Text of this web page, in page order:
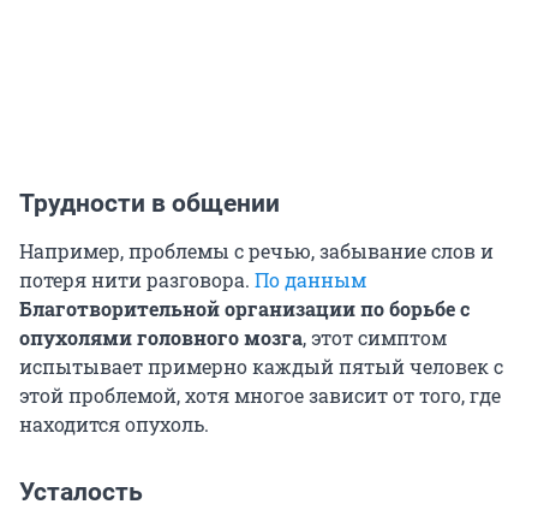
Трудности в общении
Например, проблемы с речью, забывание слов и
потеря нити разговора. По данным
Благотворительной организации по борьбе с
опухолями головного мозга, этот симптом
испытывает примерно каждый пятый человек с
этой проблемой, хотя многое зависит от того, где
находится опухоль.
Усталость